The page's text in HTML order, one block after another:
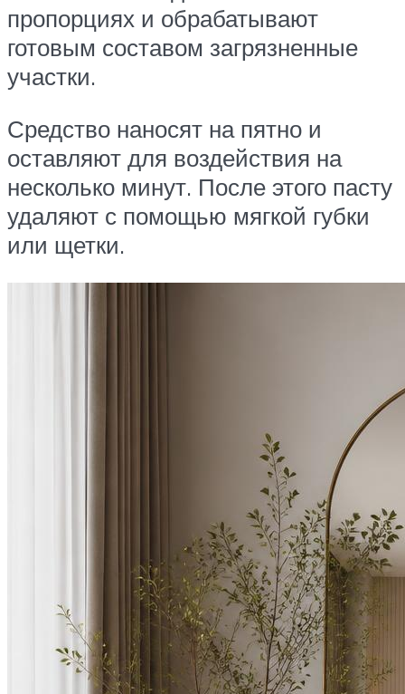
пропорциях и обрабатывают
готовым составом загрязненные
участки.
Средство наносят на пятно и
оставляют для воздействия на
несколько минут. После этого пасту
удаляют с помощью мягкой губки
или щетки.